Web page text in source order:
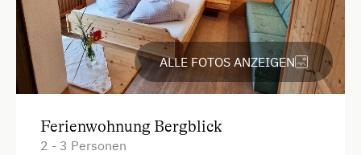
ALLE FOTOS ANZEIGEN
Ferienwohnung Bergblick
2 - 3 Personen